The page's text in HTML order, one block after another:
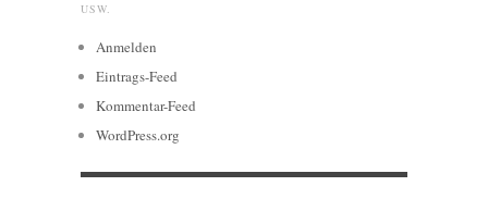
USW.
Anmelden
Eintrags-Feed
Kommentar-Feed
WordPress.org